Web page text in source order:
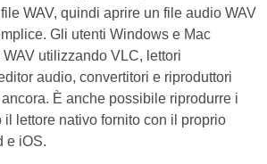
un file WAV, basta aprire l'audio in
che supporta il formato e salvarlo. Gli
e le app rendono anche in formato
che supportano gli MP3
WAV, quindi aprire un file audio WAV